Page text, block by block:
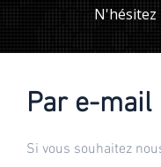
N'hésitez
Par e-mail
Si vous souhaitez